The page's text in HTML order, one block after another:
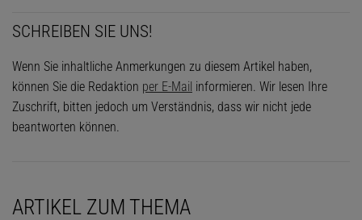
SCHREIBEN SIE UNS!
Wenn Sie inhaltliche Anmerkungen zu diesem Artikel haben,
können Sie die Redaktion per E-Mail informieren. Wir lesen Ihre
Zuschrift, bitten jedoch um Verständnis, dass wir nicht jede
beantworten können.
ARTIKEL ZUM THEMA